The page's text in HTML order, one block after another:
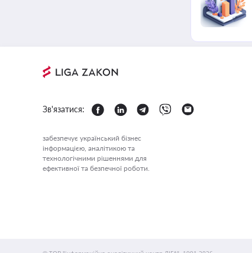
Зв'язатися:
забезпечує український бізнес
інформацією, аналітикою та
технологічними рішеннями для
ефективної та безпечної роботи.